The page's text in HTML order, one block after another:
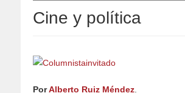
Cine y política
PorAlberto Ruiz Méndez